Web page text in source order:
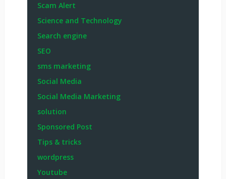
Scam Alert
Science and Technology
Search engine
SEO
sms marketing
Social Media
Social Media Marketing
solution
Sponsored Post
Tips & tricks
wordpress
Youtube